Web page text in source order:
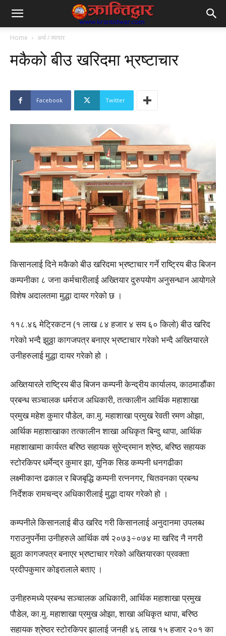
Home अर्थ / व्यापार
मकैको बीउ खरिदमा भ्रष्टाचार
Facebook Twitter
किसानलाई दिने मकैको बीउ खरिदमा भ्रष्टाचार गर्ने राष्ट्रिय बीउ बिजन
कम्पनीका ८ जना कर्मचारीलाई अख्तियार दुरुपयोग अनुसन्धान आयोगले
विशेष अदालतमा मुद्धा दायर गरेको छ ।
११८.४६ मेट्रिकटन (१ लाख ८४ हजार ४ सय ६० किलो) बीउ खरिद
गरेको भन्दै झुठ्ठा कागजपत्र बनाएर भ्रष्टाचार गरेको भन्दै अख्तियारले
उनीहरुलाई मुद्धा दायर गरेको हो ।
अख्तियारले राष्ट्रिय बीउ बिजन कम्पनी केन्द्रीय कार्यालय, काठमाडौंका
प्रबन्ध सञ्चालक धर्मराज अधिकारी, तत्कालीन आर्थिक महाशाखा
प्रमुख महेश कुमार पौडेल, का.मु. महाशाखा प्रमुख रेवती रमण ओझा,
आर्थिक महाशाखाका तत्कालीन शाखा अधिकृत बिन्दु थापा, आर्थिक
महाशाखामा कार्यरत बरिष्ठ सहायक सुरेन्द्रमान श्रेष्ठ, बरिष्ठ सहायक
स्टोरकिपर धर्मेन्द्र कुमार झा, युनिक सिड कम्पनी धनगढीका
लक्ष्मीकान्त ढकाल र बिजबृद्धि कम्पनी रत्ननगर, चितवनका प्रबन्ध
निर्देशक रामचन्द्र अधिकारीलाई मुद्धा दायर गरेको हो ।
कम्पनीले किसानलाई बीउ खरिद गरी किसानलाई अनुदानमा उपलब्ध
गराउनुपर्नेमा उनीहरुले आर्थिक वर्ष २०७३÷०७४ मा खरिद नै नगरी
झुठा कागजपत्र बनाएर भ्रष्टाचार गरेको अख्तियारका प्रवक्ता
प्रदीपकुमार कोइरालाले बताए ।
उनीहरुमध्ये प्रबन्ध सञ्चालक अधिकारी, आर्थिक महाशाखा प्रमुख
पौडेल, का.मु. महाशाखा प्रमुख ओझा, शाखा अधिकृत थापा, बरिष्ठ
सहायक श्रेष्ठर स्टोरकिपर झालाई जनही ४६ लाख १५ हजार २०१ का